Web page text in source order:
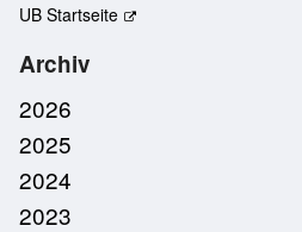
UB Startseite
Archiv
2026
2025
2024
2023